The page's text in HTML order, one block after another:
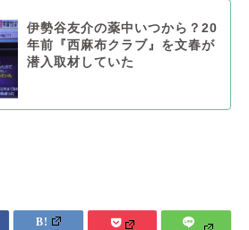
伊勢谷友介の薬中いつから？20
年前『西麻布クラブ』を文春が
潜入取材していた